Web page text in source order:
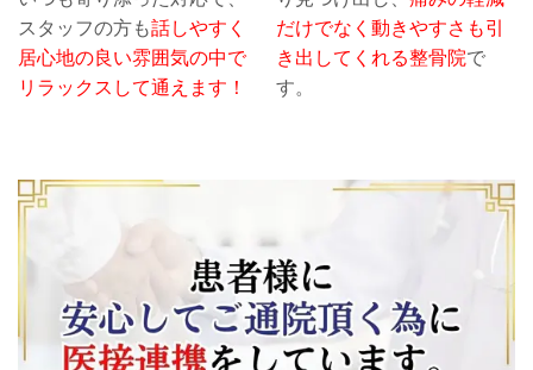
スタッフの方も話しやすく
居心地の良い雰囲気の中で
リラックスして通えます！
だけでなく動きやすさも引
き出してくれる整骨院で
す。